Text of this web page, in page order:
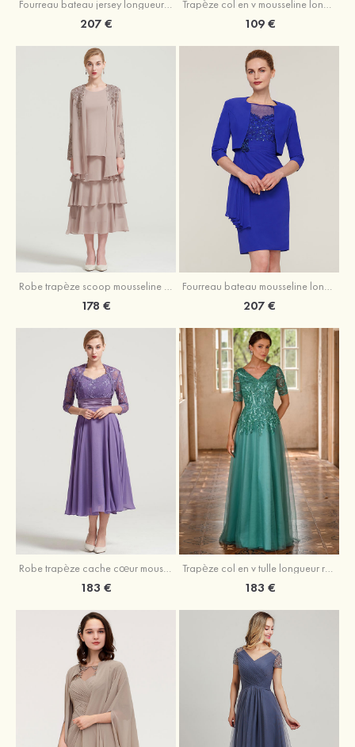
207 € 109 €
Robe trapèze scoop mousseline longueur mollet robe de mère de la mariée avec appliqué volants veste
178 €
Fourreau bateau mousseline longueur genou robe de mère de la mariée avec appliqué perle plissé veste
207 €
Robe trapèze cache cœur mousseline longueur mollet robe de mère de la mariée avec plissé veste
183 €
Trapèze col en v tulle longueur ras du sol robe de mère de la mariée avec perles paillettes
183 €